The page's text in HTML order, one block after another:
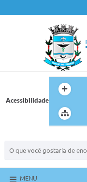
Acessibilidade
MENU